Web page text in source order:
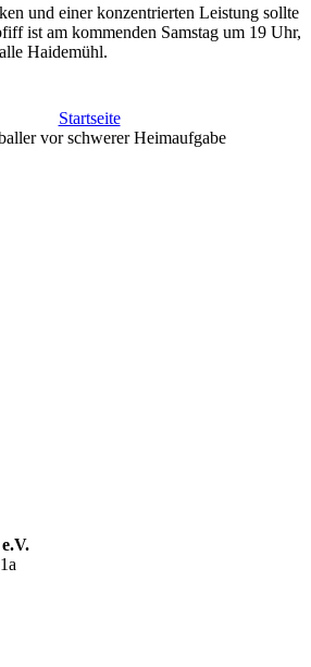
und einer konzentrierten Leistung sollte
ist am kommenden Samstag um 19 Uhr,
Haidemühl.
Startseite
vor schwerer Heimaufgabe